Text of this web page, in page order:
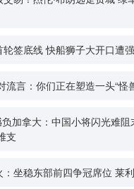
签底线 快船狮子大开口遭
流言：你们正在塑造一头“怪
加拿大：中国小将闪光难
支
坐稳东部前四争冠席位 莱